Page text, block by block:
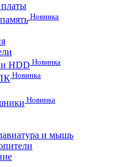
Новинка
HDD Новинка
Новинка
Новинка
и мышь